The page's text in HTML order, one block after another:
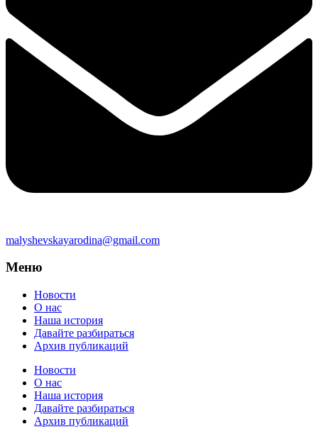
malyshevskayarodina@gmail.com
Меню
Новости
О нас
Наша история
Давайте разбираться
Архив публикаций
Новости
О нас
Наша история
Давайте разбираться
Архив публикаций